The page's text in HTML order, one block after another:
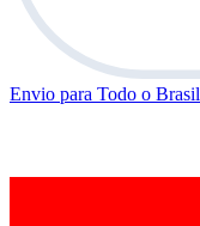
Envio para Todo o Brasil